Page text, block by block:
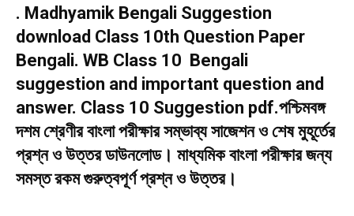
. Madhyamik Bengali Suggestion
download Class 10th Question Paper
Bengali. WB Class 10 Bengali
suggestion and important question and
answer. Class 10 Suggestion pdf.পশ্চিমবঙ্গ
দশম শ্রেণীর বাংলা পরীক্ষার সম্ভাব্য সাজেশন ও শেষ মুহূর্তের
প্রশ্ন ও উত্তর ডাউনলোড। মাধ্যমিক বাংলা পরীক্ষার জন্য
সমস্ত রকম গুরুত্বপূর্ণ প্রশ্ন ও উত্তর।